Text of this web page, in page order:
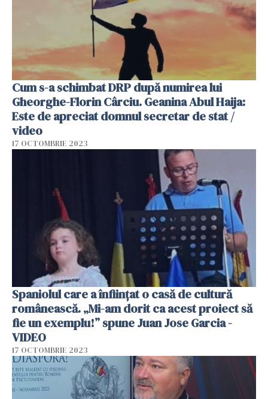
Cum s-a schimbat DRP după numirea lui
Gheorghe-Florin Cârciu. Geanina Abul Haija:
Este de apreciat domnul secretar de stat /
video
17 OCTOMBRIE 2023
Spaniolul care a înființat o casă de cultură
românească. „Mi-am dorit ca acest proiect să
fie un exemplu!” spune Juan Jose Garcia -
VIDEO
17 OCTOMBRIE 2023